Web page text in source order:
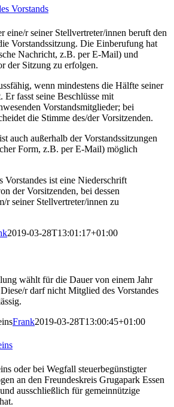
Vorstands
eine/r seiner Stellvertreter/innen beruft den
Vorstandssitzung. Die Einberufung hat
Nachricht, z.B. per E-Mail) und
der Sitzung zu erfolgen.
wenn mindestens die Hälfte seiner
fasst seine Beschlüsse mit
Vorstandsmitglieder; bei
die Stimme des/der Vorsitzenden.
auch außerhalb der Vorstandssitzungen
Form, z.B. per E-Mail) möglich
Vorstandes ist eine Niederschrift
der Vorsitzenden, bei dessen
r seiner Stellvertreter/innen zu
2019-03-28T13:01:17+01:00
wählt für die Dauer von einem Jahr
r darf nicht Mitglied des Vorstandes
Frank2019-03-28T13:00:45+01:00
oder bei Wegfall steuerbegünstigter
an den Freundeskreis Grugapark Essen
ausschließlich für gemeinnützige